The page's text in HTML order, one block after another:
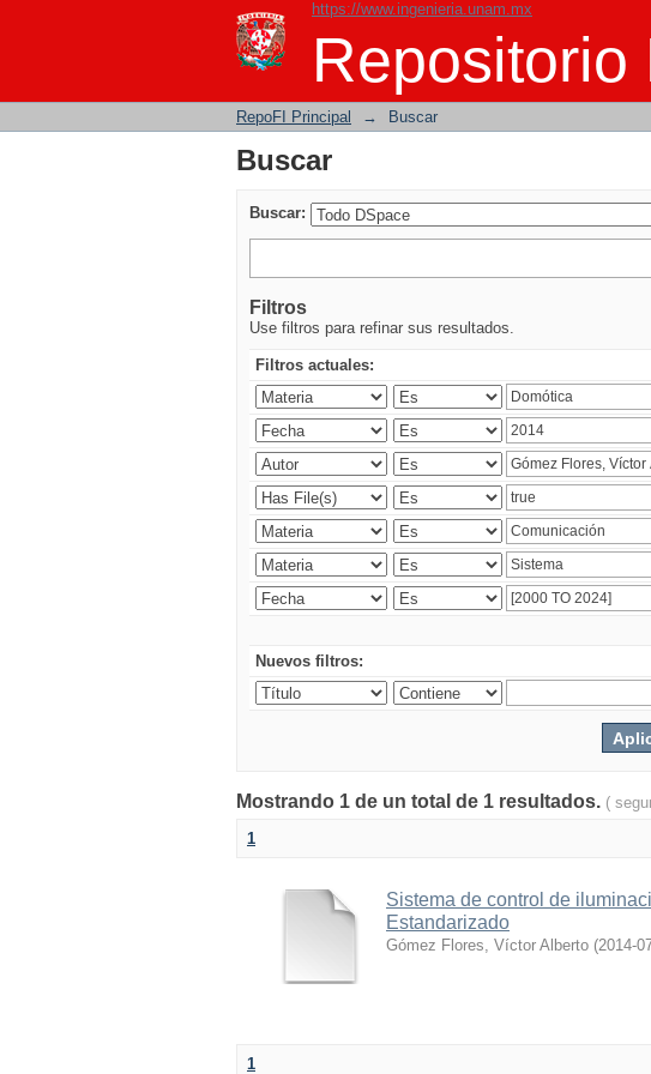
https://www.ingenieria.unam.mx
Buscar
RepoFI Principal → Buscar
Buscar
Buscar:
Filtros
Use filtros para refinar sus resultados.
Filtros actuales:
Nuevos filtros:
Mostrando 1 de un total de 1 resultados. (
1
Sistema de control de
Estandarizado
Gómez Flores, Víctor Alberto (2014-
1